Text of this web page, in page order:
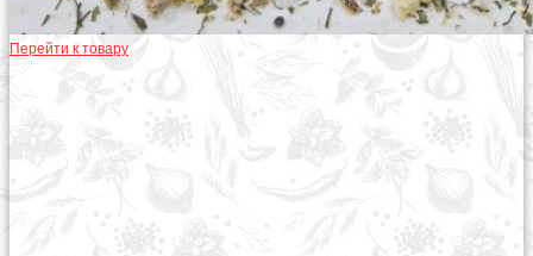
Перейти к товару